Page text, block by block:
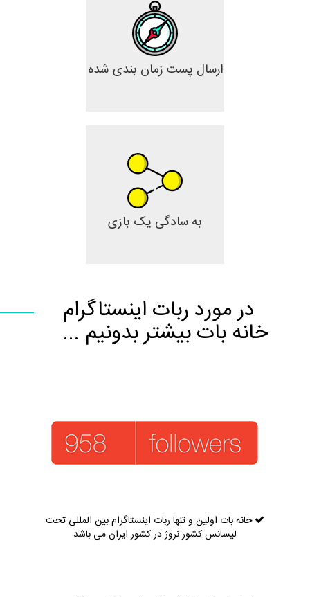
ارسال پست زمان بندی شده
به سادگی یک بازی
در مورد ربات اینستاگرام
خانه بات بیشتر بدونیم ...
خانه بات اولین و تنها ربات اینستاگرام بین المللی تحت
لیسانس کشور نروژ در کشور ایران می باشد